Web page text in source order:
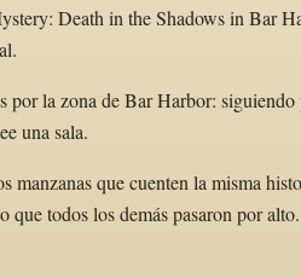
Death in the Shadows in Bar
por la zona de Bar Harbor:
una sala.
manzanas que cuenten la misma
que todos los demás pasaron por